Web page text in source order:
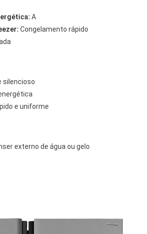
A
Congelamento rápido
silencioso
e uniforme
externo de água ou gelo